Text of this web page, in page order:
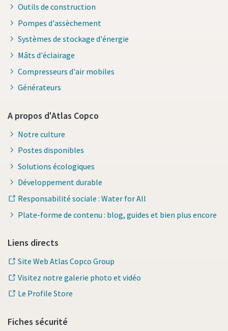
Outils de construction
Pompes d'assèchement
Systèmes de stockage d'énergie
Mâts d'éclairage
Compresseurs d'air mobiles
Générateurs
A propos d'Atlas Copco
Notre culture
Postes disponibles
Solutions écologiques
Développement durable
Responsabilité sociale : Water for All
Plate-forme de contenu : blog, guides et bien plus encore
Liens directs
Site Web Atlas Copco Group
Visitez notre galerie photo et vidéo
Le Profile Store
Fiches sécurité